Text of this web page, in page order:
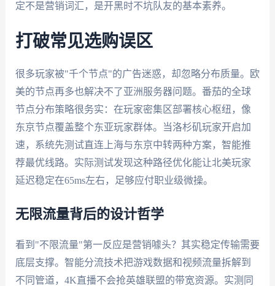
定不是营销词汇，是开黑时不坑队友的基本素养。
打破常见选购误区
很多玩家被"千个节点"的广告迷惑，却忽略分布质量。欧
美的节点再多也解决不了亚洲服务器问题。番茄的全球
节点分布策略很务实：在玩家密集区部署核心枢纽，像
东京节点覆盖整个东亚玩家群体。当洛杉矶玩家开启加
速，系统先测试直连上海与东京中转两种方案，智能推
荐最优线路。实际测试发现这种路径优化能让北美玩家
延迟稳定在65ms左右，足够应付职业级微操。
无限流量背后的设计哲学
看到"不限流量"第一反应是营销噱头？其实稳定传输需要
底层支撑。智能分流技术把游戏数据和视频流量拆解到
不同管道，4K直播不会抢英雄联盟的带宽资源。实测同